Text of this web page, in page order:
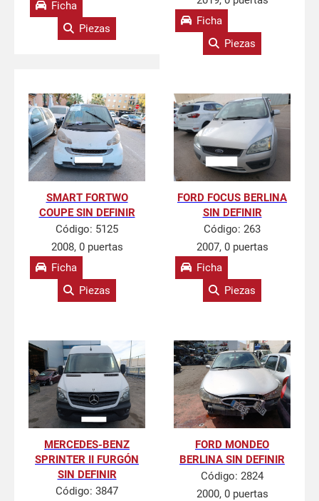
Ficha
Piezas
Ficha
Piezas
SMART FORTWO
COUPE SIN DEFINIR
Código: 5125
2008, 0 puertas
Ficha
Piezas
FORD FOCUS BERLINA
SIN DEFINIR
Código: 263
2007, 0 puertas
Ficha
Piezas
MERCEDES-BENZ
SPRINTER II FURGÓN
SIN DEFINIR
Código: 3847
FORD MONDEO
BERLINA SIN DEFINIR
Código: 2824
2000, 0 puertas